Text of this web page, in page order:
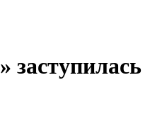
заступилась